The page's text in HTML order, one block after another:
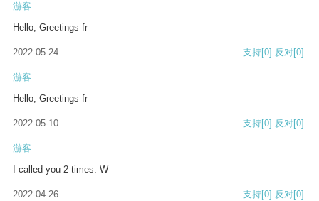
游客
Hello, Greetings fr
2022-05-24 支持[0] 反对[0]
游客
Hello, Greetings fr
2022-05-10 支持[0] 反对[0]
游客
I called you 2 times. W
2022-04-26 支持[0] 反对[0]